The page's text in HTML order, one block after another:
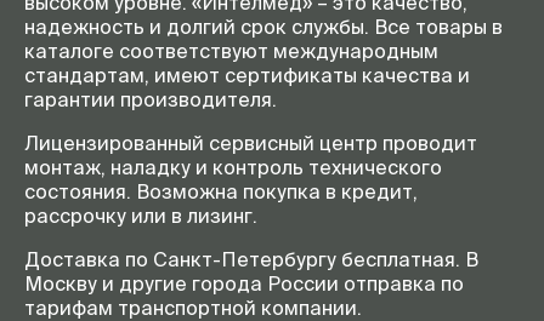
надежность и долгий срок службы. Все товары в
каталоге соответствуют международным
стандартам, имеют сертификаты качества и
гарантии производителя.
Лицензированный сервисный центр проводит
монтаж, наладку и контроль технического
состояния. Возможна покупка в кредит,
рассрочку или в лизинг.
Доставка по Санкт-Петербургу бесплатная. В
Москву и другие города России отправка по
тарифам транспортной компании.